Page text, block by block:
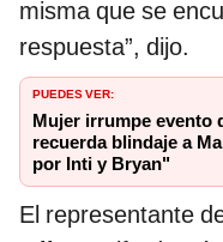
misma que se
respuesta”, dijo.
PUEDES VER:
Mujer irrumpe evento
recuerda blindaje a
por Inti y Bryan"
El representante